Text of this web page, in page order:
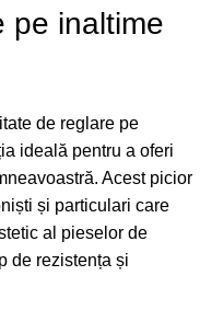
pe inaltime
de reglare pe
ideală pentru a oferi
Acest picior
și particulari care
al pieselor de
de rezistența și